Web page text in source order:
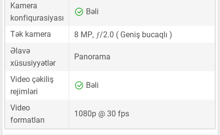
Kamera
konfiqurasiyası
Bəli
Tək kamera 8 MP, ƒ/2.0 ( Geniş bucaqlı )
Əlavə
xüsusiyyətlər
Panorama
Video çəkiliş
rejimləri
Bəli
Video
formatları
1080p @ 30 fps